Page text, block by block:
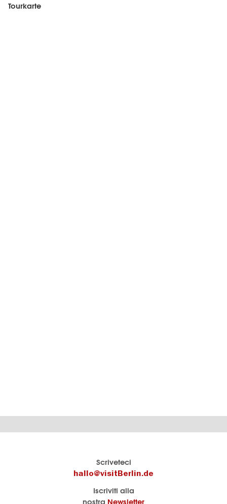
Tourkarte
Scriveteci
hallo@visitBerlin.de
Iscriviti alla
nostra Newsletter